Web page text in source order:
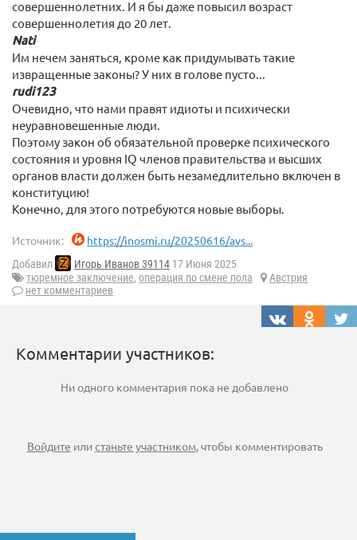
совершеннолетних. И я бы даже повысил возраст
совершеннолетия до 20 лет.
Nati
Им нечем заняться, кроме как придумывать такие
извращенные законы? У них в голове пусто...
rudi123
Очевидно, что нами правят идиоты и психически
неуравновешенные люди.
Поэтому закон об обязательной проверке психического
состояния и уровня IQ членов правительства и высших
органов власти должен быть незамедлительно включен в
конституцию!
Конечно, для этого потребуются новые выборы.
Источник: https://inosmi.ru/20250616/avs...
Добавил Игорь Иванов 39114 17 Июня 2025
тюремное заключение, операция по смене пола
Австрия
нет комментариев
Комментарии участников:
Ни одного комментария пока не добавлено
Войдите илистаньте участником, чтобы комментировать